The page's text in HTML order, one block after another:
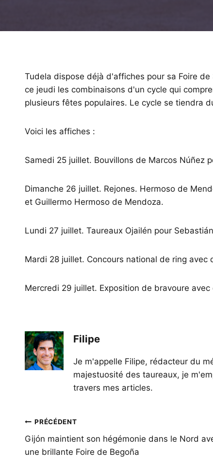
Tudela dispose déjà d'affiches pour sa Foire
ce jeudi les combinaisons d'un cycle qui
plusieurs fêtes populaires. Le cycle se tiendra
Voici les affiches :
Samedi 25 juillet. Bouvillons de Marcos Núñez
Dimanche 26 juillet. Rejones. Hermoso de
et Guillermo Hermoso de Mendoza.
Lundi 27 juillet. Taureaux Ojailén pour
Mardi 28 juillet. Concours national de ring avec
Mercredi 29 juillet. Exposition de bravoure
Filipe
Je m'appelle Filipe, rédacteur du
majestuosité des taureaux, je
travers mes articles.
Navigation
de
l’article
PRÉCÉDENT
Gijón maintient son hégémonie dans le Nord
une brillante Foire de Begoña